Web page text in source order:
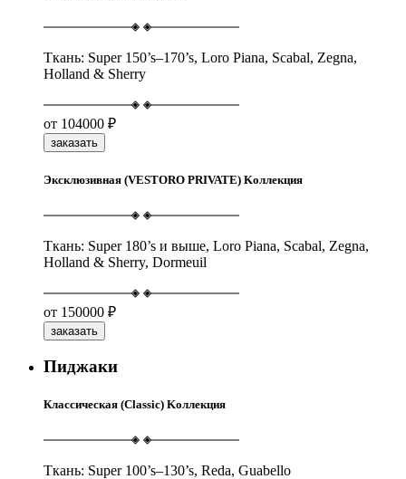
Ткань: Super 150’s–170’s, Loro Piana, Scabal, Zegna,
Holland & Sherry
от 104000 ₽
заказать
Эксклюзивная (VESTORO PRIVATE) Kоллекция
Ткань: Super 180’s и выше, Loro Piana, Scabal, Zegna,
Holland & Sherry, Dormeuil
от 150000 ₽
заказать
Пиджаки
Классическая (Classic) Kоллекция
Ткань: Super 100’s–130’s, Reda, Guabello